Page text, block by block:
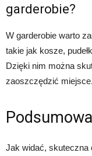
garderobie?
W garderobie warto
takie jak kosze,
Dzięki nim można
zaoszczędzić miejsce.
Jak widać, skuteczna